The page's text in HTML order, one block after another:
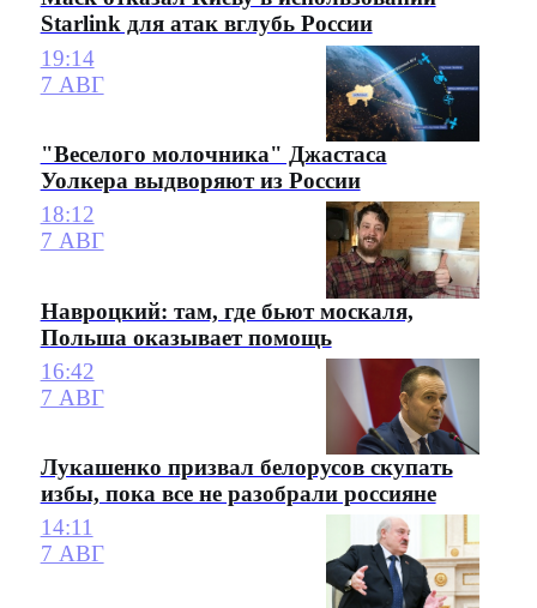
Starlink для атак вглубь России
19:14
7 АВГ
"Веселого молочника" Джастаса
Уолкера выдворяют из России
18:12
7 АВГ
Навроцкий: там, где бьют москаля,
Польша оказывает помощь
16:42
7 АВГ
Лукашенко призвал белорусов скупать
избы, пока все не разобрали россияне
14:11
7 АВГ